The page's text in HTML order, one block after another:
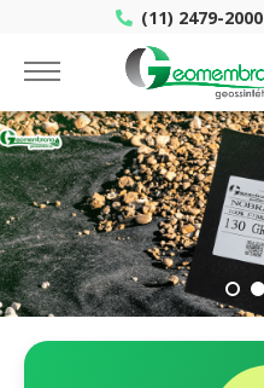
(11) 2479-2000
1 2